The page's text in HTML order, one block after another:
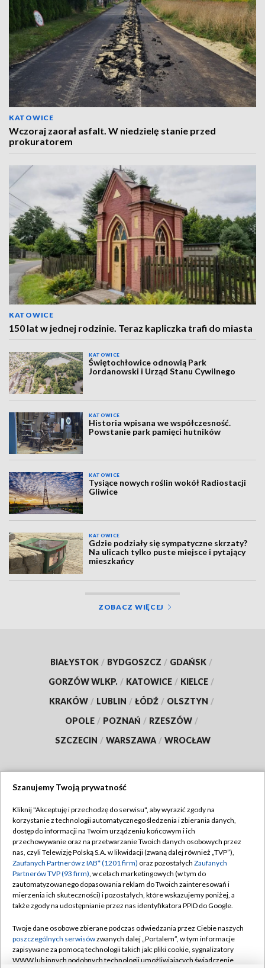
KATOWICE
Wczoraj zaorał asfalt. W niedzielę stanie przed
prokuratorem
KATOWICE
150 lat w jednej rodzinie. Teraz kapliczka trafi do miasta
KATOWICE
Świętochłowice odnowią Park
Jordanowski i Urząd Stanu Cywilnego
KATOWICE
Historia wpisana we współczesność.
Powstanie park pamięci hutników
KATOWICE
Tysiące nowych roślin wokół Radiostacji
Gliwice
KATOWICE
Gdzie podziały się sympatyczne skrzaty?
Na ulicach tylko puste miejsce i pytający
mieszkańcy
ZOBACZ WIĘCEJ
BIAŁYSTOK / BYDGOSZCZ / GDAŃSK /
GORZÓW WLKP. / KATOWICE / KIELCE /
KRAKÓW / LUBLIN / ŁÓDŹ / OLSZTYN /
OPOLE / POZNAŃ / RZESZÓW /
SZCZECIN / WARSZAWA / WROCŁAW
TVP
Abonament TVP
Emisja w TVP
Centrum informacji TVP
Naziemna Telewizja Cyfrowa
Rada Programowa
System NOS
Regulamin TVP
Polityka prywatności
Moje zgody
Pomoc
Kontakt
Szanujemy Twoją prywatność
Kliknij "Akceptuję i przechodzę do serwisu", aby wyrazić zgody na
korzystanie z technologii automatycznego śledzenia i zbierania danych,
dostęp do informacji na Twoim urządzeniu końcowym i ich
przechowywanie oraz na przetwarzanie Twoich danych osobowych przez
nas, czyli Telewizję Polską S.A. w likwidacji (zwaną dalej również „TVP”),
Zaufanych Partnerów z IAB* (1201 firm) oraz pozostałych Zaufanych
Partnerów TVP (93 firm), w celach marketingowych (w tym do
zautomatyzowanego dopasowania reklam do Twoich zainteresowań i
mierzenia ich skuteczności) i pozostałych, które wskazujemy poniżej, a
także zgody na udostępnianie przez nas identyfikatora PPID do Google.
Twoje dane osobowe zbierane podczas odwiedzania przez Ciebie naszych
poszczególnych serwisówzwanych dalej „Portalem”, w tym informacje
zapisywane za pomocą technologii takich jak: pliki cookie, sygnalizatory
WWW lub innych podobnych technologii umożliwiających świadczenie